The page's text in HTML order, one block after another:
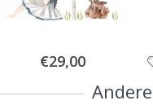
Special
Price
€29,00